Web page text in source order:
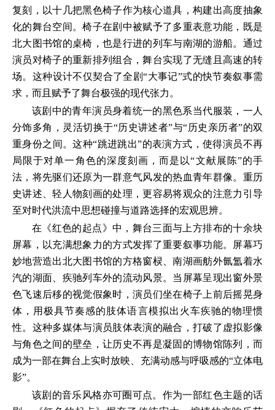
复刻，以十几把黑色椅子作为核心道具，构建出高度抽象
化的舞台空间。椅子在剧中被赋予了多重表意功能，既是
北大图书馆的桌椅，也是行进的列车与南湖的游船。通过
演员对椅子的重新排列组合，舞台实现了无缝且高速的转
场。这种设计不仅契合了全剧“大事记”式的快节奏叙事需
求，而且赋予了舞台极强的现代张力。
该剧中的青年演员身着统一的黑色系当代服装，一人
分饰多角，灵活切换于“历史讲述者”与“历史亲历者”的双
重身份之间。这种“跳进跳出”的表演方式，使得演员不再
局限于对单一角色的深度刻画，而是以“文献展陈”的手
法，将先驱们还原为一群意气风发的热血青年群像。重历
史讲述、轻人物刻画的处理，更容易将观众的注意力引导
至对时代洪流中思想碰撞与道路选择的宏观思辨。
在《红色的起点》中，舞台三面与上方排布的十余块
屏幕，以充满想象力的方式发挥了重要叙事功能。屏幕巧
妙地营造出北大图书馆的方格窗棂、南湖画舫外氤氲着水
汽的湖面、疾驰列车外的流动风景。当屏幕呈现出窗外景
色飞速后移的视觉假象时，演员们坐在椅子上前后摇晃身
体，用极具节奏感的肢体语言模拟出火车疾驰的物理惯
性。这种多媒体与演员肢体表演的融合，打破了虚拟影像
与角色之间的壁垒，让历史不再是凝固的博物馆陈列，而
成为一部在舞台上实时放映、充满动感与呼吸感的“立体电
影”。
该剧的音乐风格亦可圈可点。作为一部红色主题的话